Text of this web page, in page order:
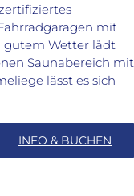
mit
gutem Wetter lädt
Saunabereich mit
lässt es sich
INFO & BUCHEN